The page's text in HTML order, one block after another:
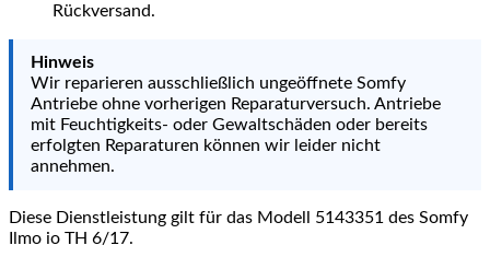
Rückversand.
Hinweis
Wir reparieren ausschließlich ungeöffnete Somfy
Antriebe ohne vorherigen Reparaturversuch. Antriebe
mit Feuchtigkeits- oder Gewaltschäden oder bereits
erfolgten Reparaturen können wir leider nicht
annehmen.
Diese Dienstleistung gilt für das Modell 5143351 des Somfy
Ilmo io TH 6/17.